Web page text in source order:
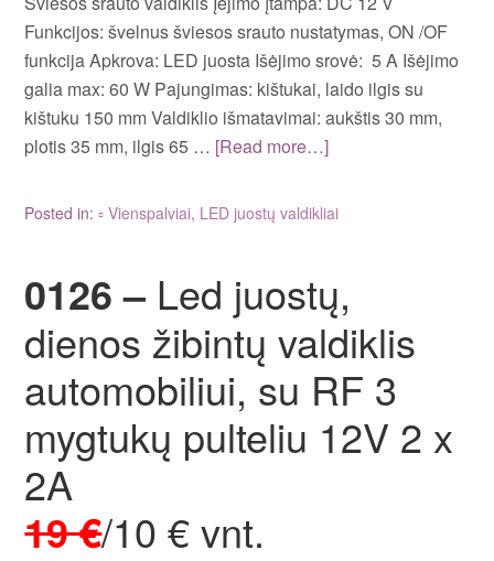
Funkcijos: švelnus šviesos srauto nustatymas, ON /OF
funkcija Apkrova: LED juosta Išėjimo srovė: 5 A Išėjimo
galia max: 60 W Pajungimas: kištukai, laido ilgis su
kištuku 150 mm Valdiklio išmatavimai: aukštis 30 mm,
plotis 35 mm, ilgis 65 … [Read more…]
Posted in:▫ Vienspalviai, LED juostų valdikliai
0126 – Led juostų,
dienos žibintų valdiklis
automobiliui, su RF 3
mygtukų pulteliu 12V 2 x
2A
19 €/10 € vnt.